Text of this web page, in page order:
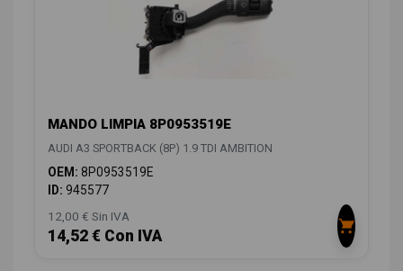
MANDO LIMPIA 8P0953519E
AUDI A3 SPORTBACK (8P) 1.9 TDI AMBITION
OEM: 8P0953519E
ID: 945577
12,00 € Sin IVA
14,52 € Con IVA